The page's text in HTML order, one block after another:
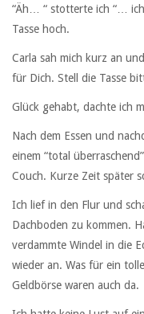
“Äh… “ stotterte ich “…
Tasse hoch.
Carla sah mich kurz an
für Dich. Stell die Tasse
Glück gehabt, dachte ich
Nach dem Essen und
einem “total
Couch. Kurze Zeit später
Ich lief in den Flur und
Dachboden zu kommen.
verdammte Windel in die
wieder an. Was für ein
Geldbörse waren auch da.